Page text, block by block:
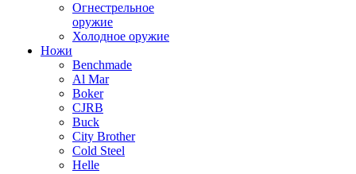
Огнестрельное
оружие
Холодное оружие
Ножи
Benchmade
Al Mar
Boker
CJRB
Buck
City Brother
Cold Steel
Helle